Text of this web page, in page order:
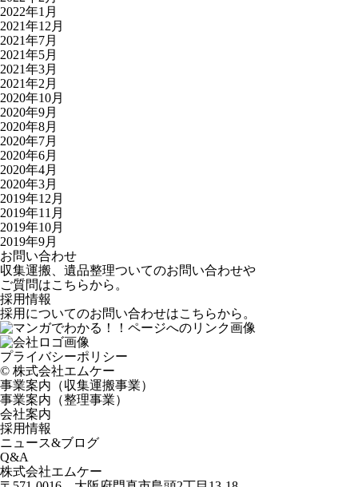
2022年1月
2021年12月
2021年7月
2021年5月
2021年3月
2021年2月
2020年10月
2020年9月
2020年8月
2020年7月
2020年6月
2020年4月
2020年3月
2019年12月
2019年11月
2019年10月
2019年9月
お問い合わせ
収集運搬、遺品整理ついてのお問い合わせや
ご質問はこちらから。
採用情報
採用についてのお問い合わせはこちらから。
プライバシーポリシー
©️ 株式会社エムケー
事業案内（収集運搬事業）
事業案内（整理事業）
会社案内
採用情報
ニュース&ブログ
Q&A
株式会社エムケー